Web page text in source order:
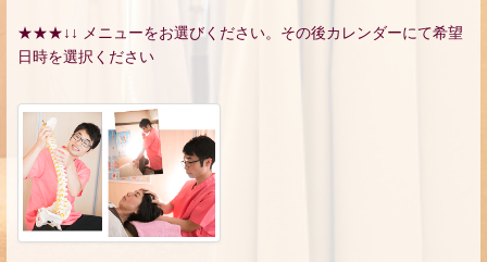
★★★↓↓ メニューをお選びください。その後カレンダーにて希望
日時を選択ください